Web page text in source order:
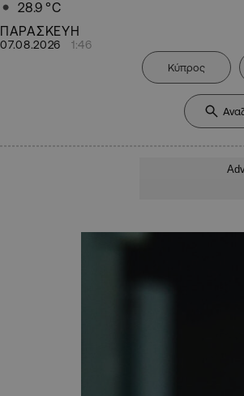
28.9 °C
ΠΑΡΑΣΚΕΥΗ
07.08.2026 1:46
Κύπρος